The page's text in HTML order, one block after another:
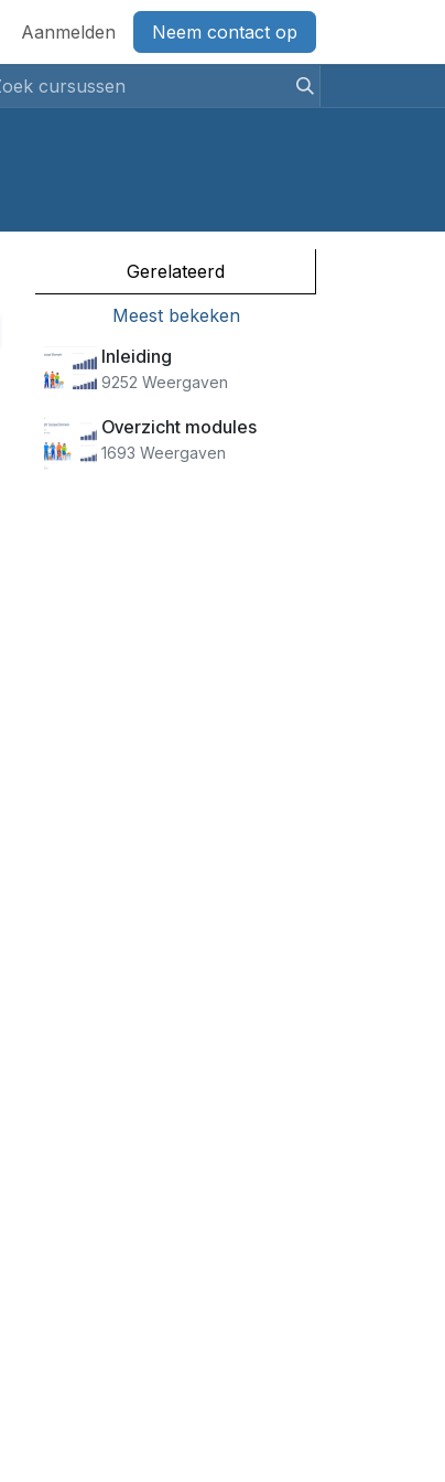
Aanmelden Neem contact op
Gerelateerd
Meest bekeken
Inleiding
9252 Weergaven
Overzicht modules
1693 Weergaven